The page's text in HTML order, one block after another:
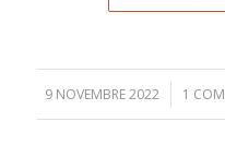
9 NOVEMBRE 2022
/ 1